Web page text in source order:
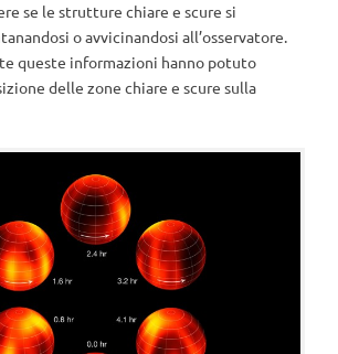
se le strutture chiare e scure si
o avvicinandosi all’osservatore.
queste informazioni hanno potuto
delle zone chiare e scure sulla